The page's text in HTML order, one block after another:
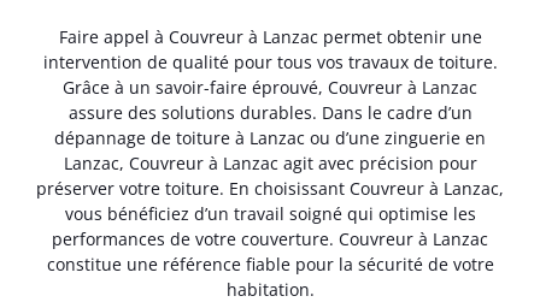
Faire appel à Couvreur à Lanzac permet obtenir une
intervention de qualité pour tous vos travaux de toiture.
Grâce à un savoir-faire éprouvé, Couvreur à Lanzac
assure des solutions durables. Dans le cadre d’un
dépannage de toiture à Lanzac ou d’une zinguerie en
Lanzac, Couvreur à Lanzac agit avec précision pour
préserver votre toiture. En choisissant Couvreur à Lanzac,
vous bénéficiez d’un travail soigné qui optimise les
performances de votre couverture. Couvreur à Lanzac
constitue une référence fiable pour la sécurité de votre
habitation.